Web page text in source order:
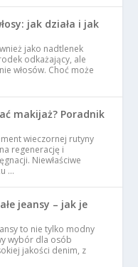
jak działa i jak
jako nadtlenek
odkażający, ale
włosów. Choć może
makijaż? Poradnik
wieczornej rutyny
regenerację i
Niewłaściwe
…
jeansy – jak je
to nie tylko modny
wybór dla osób
jakości denim, z